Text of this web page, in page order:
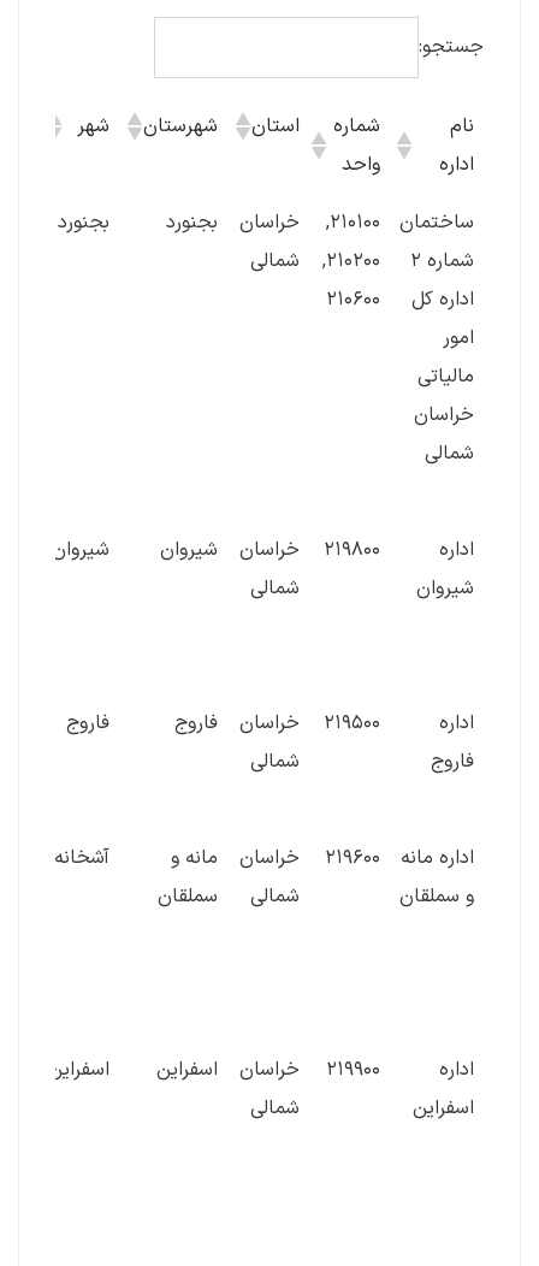
جستجو:
نام
اداره
شماره
واحد
استان شهرستان شهر
نام
اداره
شماره
واحد
استان شهرستان شهر
ساختمان
شماره ۲
اداره کل
امور
مالیاتی
خراسان
شمالی
۲۱۰۱۰۰,
۲۱۰۲۰۰,
۲۱۰۶۰۰
خراسان
شمالی
بجنورد بجنورد
اداره
شیروان
۲۱۹۸۰۰
خراسان
شمالی
شیروان شیروان
اداره
فاروج
۲۱۹۵۰۰
خراسان
شمالی
فاروج فاروج
اداره مانه
و سملقان
۲۱۹۶۰۰
خراسان
شمالی
مانه و
سملقان
آشخانه
اداره
اسفراین
۲۱۹۹۰۰
خراسان
شمالی
اسفراین اسفراین